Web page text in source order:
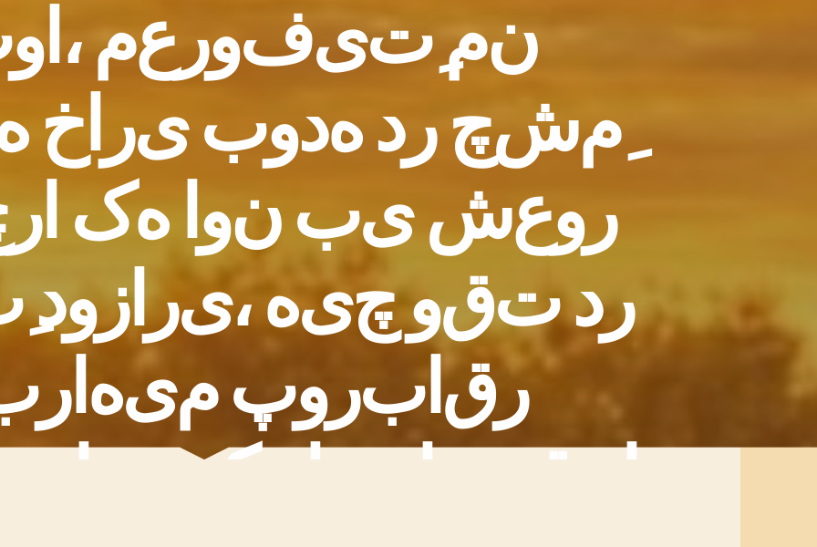
وا،معروفیتمن
خاریبودهدرچشم
راکهاونبیشعور
دوزاری،هیچوقتدر
راهیمپورباقر
واینکهاوناحمقها